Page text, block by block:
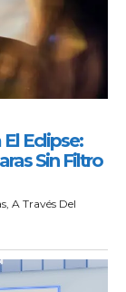
Eclipse:
Sin Filtro
A Través Del